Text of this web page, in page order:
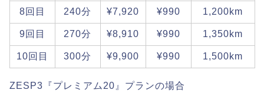
8回目 240分 ¥7,920 ¥990 1,200km
9回目 270分 ¥8,910 ¥990 1,350km
10回目 300分 ¥9,900 ¥990 1,500km
ZESP3『プレミアム20』プランの場合